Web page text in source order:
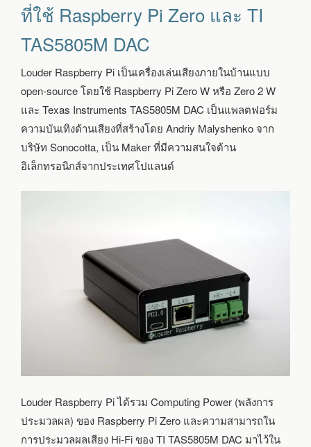
เสียง
ภายใน
OPEN-
SOURCE
ที่
PI
ZERO
ที่ใช้ Raspberry Pi Zero และ TI
TAS5805M DAC
Louder Raspberry Pi เป็นเครื่องเล่นเสียงภายในบ้านแบบ
open-source โดยใช้ Raspberry Pi Zero W หรือ Zero 2 W
และ Texas Instruments TAS5805M DAC เป็นแพลตฟอร์ม
ความบันเทิงด้านเสียงที่สร้างโดย Andriy Malyshenko จาก
บริษัท Sonocotta, เป็น Maker ที่มีความสนใจด้าน
อิเล็กทรอนิกส์จากประเทศโปแลนด์
Louder Raspberry Pi ได้รวม Computing Power (พลังการ
ประมวลผล) ของ Raspberry Pi Zero และความสามารถใน
การประมวลผลเสียง Hi-Fi ของ TI TAS5805M DAC มาไว้ใน